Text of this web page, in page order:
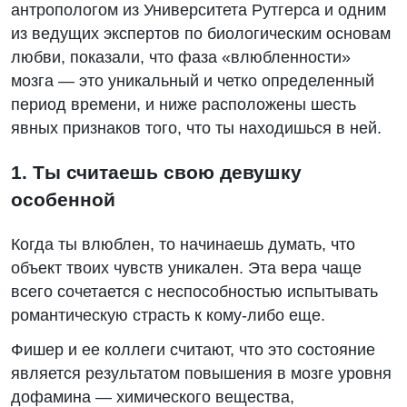
антропологом из Университета Рутгерса и одним
из ведущих экспертов по биологическим основам
любви, показали, что фаза «влюбленности»
мозга — это уникальный и четко определенный
период времени, и ниже расположены шесть
явных признаков того, что ты находишься в ней.
1. Ты считаешь свою девушку
особенной
Когда ты влюблен, то начинаешь думать, что
объект твоих чувств уникален. Эта вера чаще
всего сочетается с неспособностью испытывать
романтическую страсть к кому-либо еще.
Фишер и ее коллеги считают, что это состояние
является результатом повышения в мозге уровня
дофамина — химического вещества,